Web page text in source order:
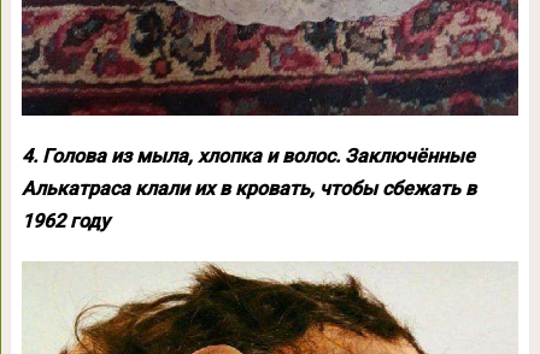
4. Голова из мыла, хлопка и волос. Заключённые
Алькатраса клали их в кровать, чтобы сбежать в
1962 году